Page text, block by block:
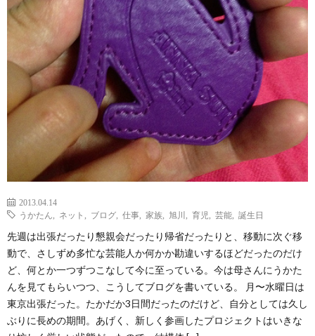
2013.04.14
うかたん
ネット ブログ 仕事 家族 旭川 育児 芸能 誕生日
先週は出張だったり懇親会だったり帰省だったりと、移動に次ぐ移
動で、さしずめ多忙な芸能人か何かか勘違いするほどだったのだけ
ど、何とか一つずつこなして今に至っている。今は母さんにうかた
んを見てもらいつつ、こうしてブログを書いている。 月〜水曜日は
東京出張だった。たかだか3日間だったのだけど、自分としては久し
ぶりに長めの期間。あげく、新しく参画したプロジェクトはいきな